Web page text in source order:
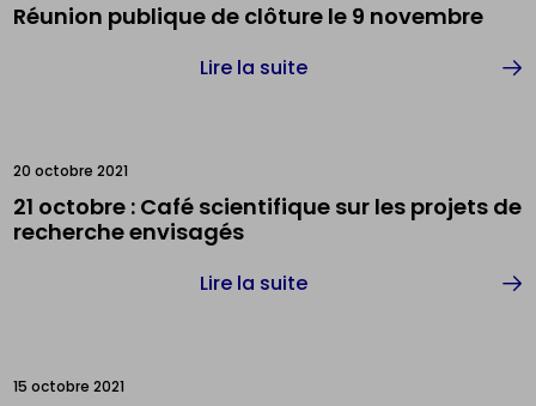
Réunion publique de clôture le 9 novembre
Lire la suite
20 octobre 2021
21 octobre : Café scientifique sur les projets de
recherche envisagés
Lire la suite
15 octobre 2021